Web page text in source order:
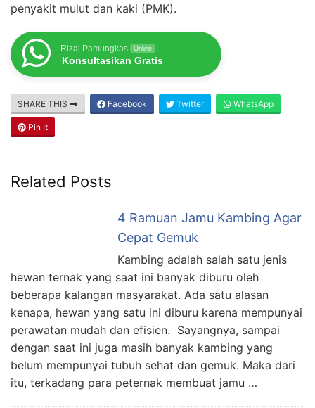
penyakit mulut dan kaki (PMK).
Rizal Pamungkas Online
Konsultasikan Gratis
SHARE THIS Facebook Twitter WhatsApp
Pin It
Related Posts
4 Ramuan Jamu Kambing Agar
Cepat Gemuk
Kambing adalah salah satu jenis
hewan ternak yang saat ini banyak diburu oleh
beberapa kalangan masyarakat. Ada satu alasan
kenapa, hewan yang satu ini diburu karena mempunyai
perawatan mudah dan efisien. Sayangnya, sampai
dengan saat ini juga masih banyak kambing yang
belum mempunyai tubuh sehat dan gemuk. Maka dari
itu, terkadang para peternak membuat jamu …